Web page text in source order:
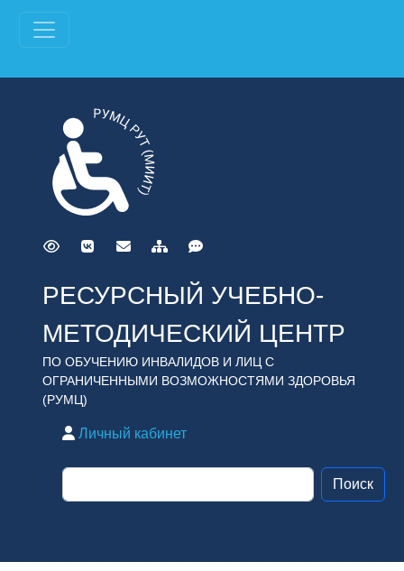
РЕСУРСНЫЙ УЧЕБНО-
МЕТОДИЧЕСКИЙ ЦЕНТР
ПО ОБУЧЕНИЮ ИНВАЛИДОВ И ЛИЦ С
ОГРАНИЧЕННЫМИ ВОЗМОЖНОСТЯМИ ЗДОРОВЬЯ
(РУМЦ)
Личный кабинет